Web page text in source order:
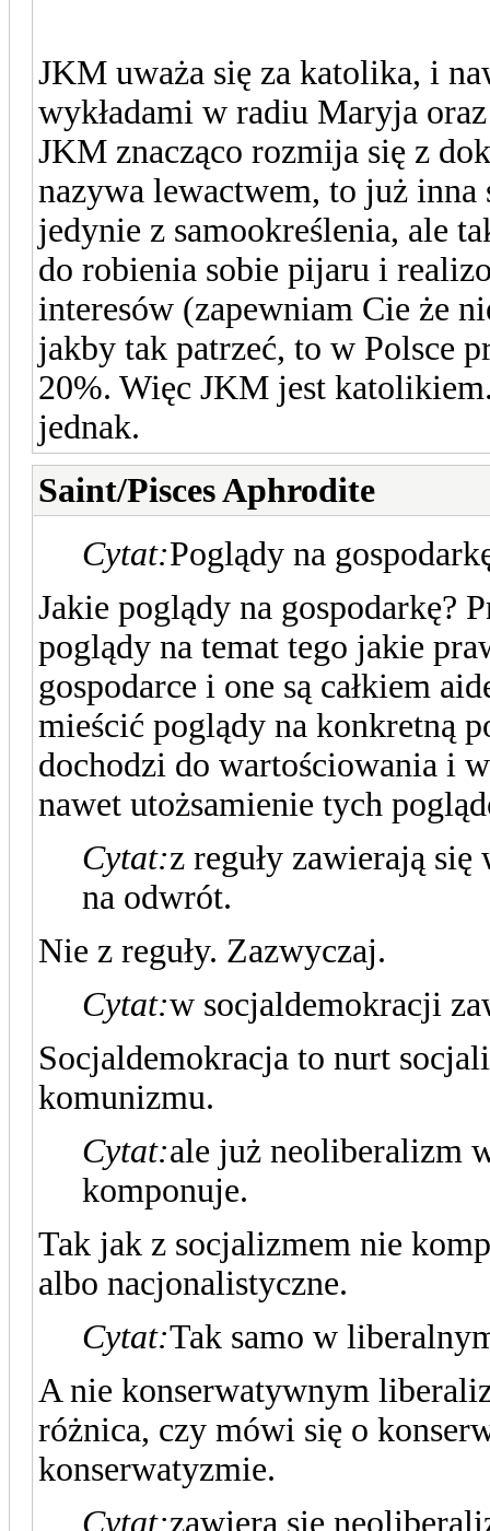
JKM uważa się za katolika, i
wykładami w radiu Maryja
JKM znacząco rozmija się z
nazywa lewactwem, to już
jedynie z samookreślenia, ale
do robienia sobie pijaru i
interesów (zapewniam Cie że
jakby tak patrzeć, to w Polsce
20%. Więc JKM jest
jednak.
Saint/Pisces Aphrodite
Cytat:Poglądy na
Jakie poglądy na gospodarkę?
poglądy na temat tego jakie
gospodarce i one są całkiem
mieścić poglądy na konkretną
dochodzi do wartościowania i
nawet utożsamienie tych
Cytat:z reguły zawierają
na odwrót.
Nie z reguły. Zazwyczaj.
Cytat:w socjaldemokracji
Socjaldemokracja to nurt
komunizmu.
Cytat:ale już neoliberalizm
komponuje.
Tak jak z socjalizmem nie
albo nacjonalistyczne.
Cytat:Tak samo w
A nie konserwatywnym
różnica, czy mówi się o
konserwatyzmie.
Cytat:zawiera się